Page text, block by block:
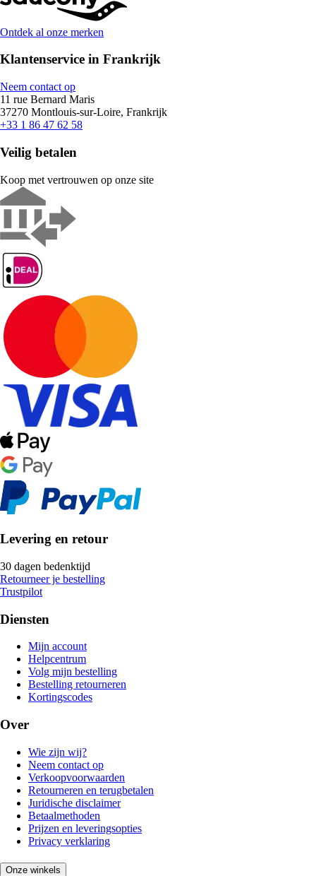
Ontdek al onze merken
Klantenservice in Frankrijk
Neem contact op
11 rue Bernard Maris
37270 Montlouis-sur-Loire, Frankrijk
+33 1 86 47 62 58
Veilig betalen
Koop met vertrouwen op onze site
Levering en retour
30 dagen bedenktijd
Retourneer je bestelling
Trustpilot
Diensten
Mijn account
Helpcentrum
Volg mijn bestelling
Bestelling retourneren
Kortingscodes
Over
Wie zijn wij?
Neem contact op
Verkoopvoorwaarden
Retourneren en terugbetalen
Juridische disclaimer
Betaalmethoden
Prijzen en leveringsopties
Privacy verklaring
Onze winkels